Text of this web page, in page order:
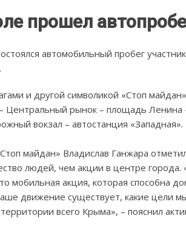
прошел
автомобильный пробег
и другой символикой «Стоп
Центральный рынок – площадь
вокзал – автостанция «Западная».
майдан» Владислав Ганжара
людей, чем акции в центре
мобильная акция, которая способна
движение существует, какие цели
всего Крыма», – пояснил